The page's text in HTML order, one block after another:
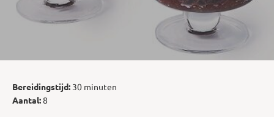
Bereidingstijd: 30 minuten
Aantal:8